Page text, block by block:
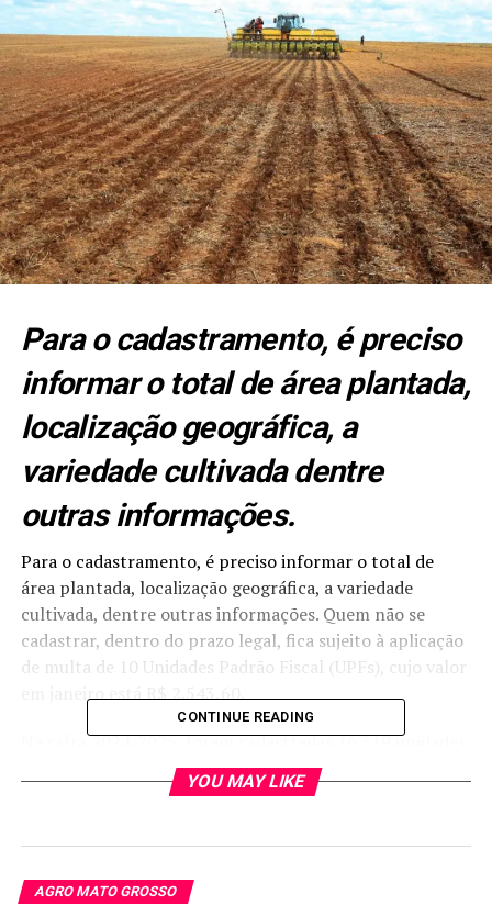
Para o cadastramento, é preciso
informar o total de área plantada,
localização geográfica, a
variedade cultivada dentre
outras informações.
Para o cadastramento, é preciso informar o total de
área plantada, localização geográfica, a variedade
cultivada, dentre outras informações. Quem não se
cadastrar, dentro do prazo legal, fica sujeito à aplicação
de multa de 10 Unidades Padrão Fiscal (UPFs), cujo valor
em janeiro está R$ 2.543,60.
Na safra 2024/2025, foram cadastradas 16.319 unidades
de produção de soja, o que corresponde a 8.993
produtores de soja que totalizaram mais de 11,3 milhões
publicamente disponibilizados ao cidadão por meio do
CONTINUE READING
YOU MAY LIKE
AGRO MATO GROSSO